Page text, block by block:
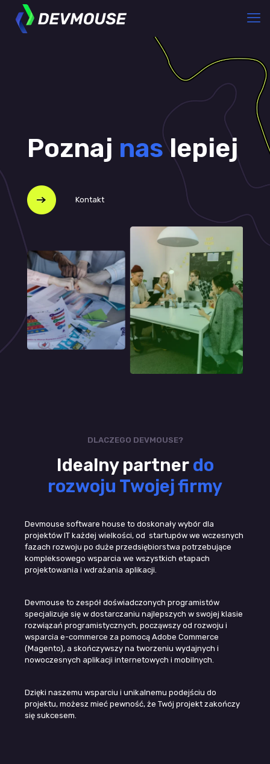
Poznaj naslepiej
Kontakt
DLACZEGO DEVMOUSE?
Idealny partner do
rozwoju Twojej firmy
Devmouse software house to doskonały wybór dla
projektów IT każdej wielkości, od startupów we wczesnych
fazach rozwoju po duże przedsiębiorstwa potrzebujące
kompleksowego wsparcia we wszystkich etapach
projektowania i wdrażania aplikacji.
Devmouse to zespół doświadczonych programistów
specjalizuje się w dostarczaniu najlepszych w swojej klasie
rozwiązań programistycznych, począwszy od rozwoju i
wsparcia e-commerce za pomocą Adobe Commerce
(Magento), a skończywszy na tworzeniu wydajnych i
nowoczesnych aplikacji internetowych i mobilnych.
Dzięki naszemu wsparciu i unikalnemu podejściu do
projektu, możesz mieć pewność, że Twój projekt zakończy
się sukcesem.